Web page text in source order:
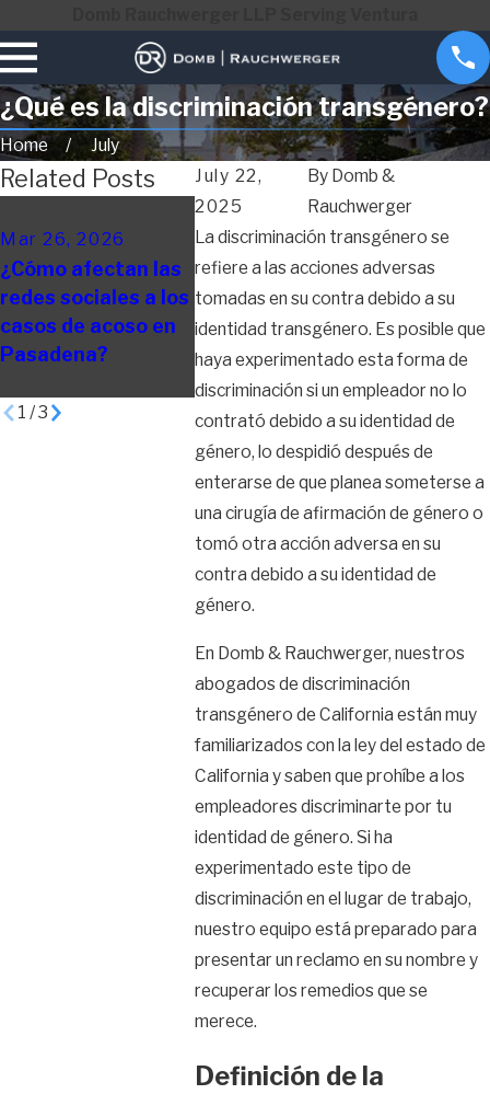
¿Qué es la discriminación transgénero?
Home
July
July 22,
2025
By Domb &
Rauchwerger
La discriminación transgénero se
refiere a las acciones adversas
tomadas en su contra debido a su
identidad transgénero. Es posible que
haya experimentado esta forma de
discriminación si un empleador no lo
contrató debido a su identidad de
género, lo despidió después de
enterarse de que planea someterse a
una cirugía de afirmación de género o
tomó otra acción adversa en su
contra debido a su identidad de
género.
En Domb & Rauchwerger, nuestros
abogados de discriminación
transgénero de California están muy
familiarizados con la ley del estado de
California y saben que prohíbe a los
empleadores discriminarte por tu
identidad de género. Si ha
experimentado este tipo de
discriminación en el lugar de trabajo,
nuestro equipo está preparado para
presentar un reclamo en su nombre y
recuperar los remedios que se
merece.
Definición de la
Related Posts
Mar 26, 2026
¿Cómo afectan las
redes sociales a los
casos de acoso en
Pasadena?
Oct 21, 2025
La IA aumenta las
posibilidades de
que los trabajos de
cuello blanco sean
elegibles para
horas extras
Oct 14,
6 razones
presentar
demanda
despido
California
1 /3